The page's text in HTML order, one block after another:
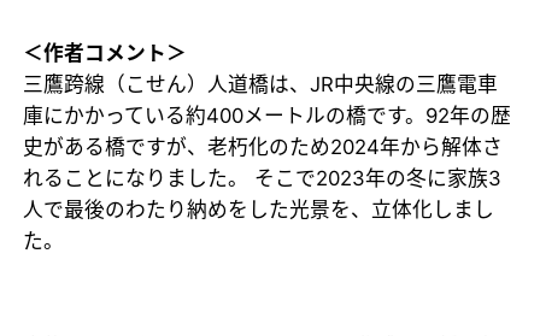
＜作者コメント＞
三鷹跨線（こせん）人道橋は、JR中央線の三鷹電車
庫にかかっている約400メートルの橋です。92年の歴
史がある橋ですが、老朽化のため2024年から解体さ
れることになりました。 そこで2023年の冬に家族3
人で最後のわたり納めをした光景を、立体化しまし
た。